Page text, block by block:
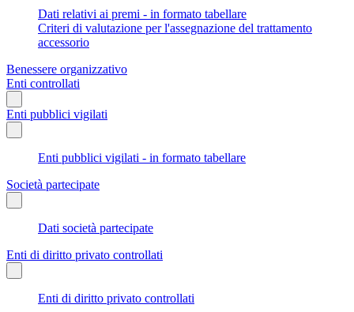
Dati relativi ai premi - in formato tabellare
Criteri di valutazione per l'assegnazione del trattamento
accessorio
Benessere organizzativo
Enti controllati
Enti pubblici vigilati
Enti pubblici vigilati - in formato tabellare
Società partecipate
Dati società partecipate
Enti di diritto privato controllati
Enti di diritto privato controllati